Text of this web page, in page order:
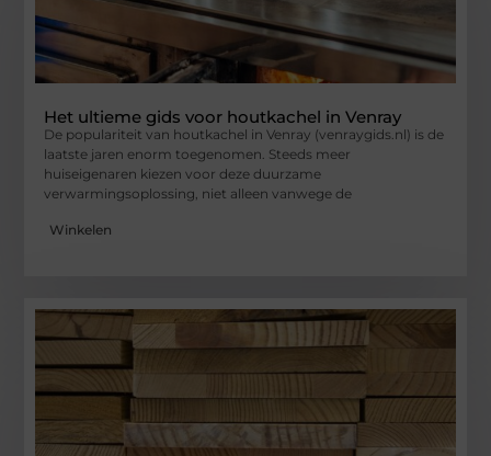
Het ultieme gids voor houtkachel in Venray
De populariteit van houtkachel in Venray (venraygids.nl) is de
laatste jaren enorm toegenomen. Steeds meer
huiseigenaren kiezen voor deze duurzame
verwarmingsoplossing, niet alleen vanwege de
Winkelen